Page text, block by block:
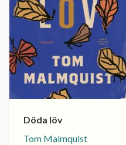
Döda löv
Tom Malmquist